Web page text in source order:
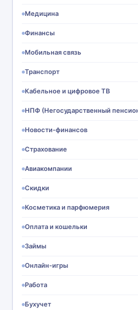
Медицина
Финансы
Мобильная связь
Транспорт
Кабельное и цифровое ТВ
НПФ (Негосударственный
Новости-финансов
Страхование
Авиакомпании
Скидки
Косметика и парфюмерия
Оплата и кошельки
Займы
Онлайн-игры
Работа
Бухучет